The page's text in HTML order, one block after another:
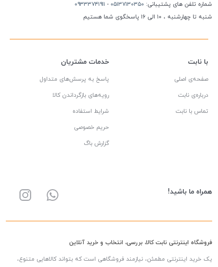
شماره تلفن های پشتیبانی: ۰۵۱۳۷۱۳۰۳۵۰ - ۰۹۳۳۳۷۴۱۹۱۱
شنبه تا چهارشنبه ، ۱۰ الی ۱۶ پاسخگوی شما هستیم
با نابت
صفحه‌ی اصلی
درباره‌ی نابت
تماس با نابت
خدمات مشتریان
پاسخ به پرسش‌های متداول
رویه‌های بازگرداندن کالا
شرایط استفاده
حریم خصوصی
گزارش باگ
همراه ما باشید!
فروشگاه اینترنتی نابت کالا، بررسی، انتخاب و خرید آنلاین
یک خرید اینترنتی مطمئن، نیازمند فروشگاهی است که بتواند کالاهایی متنوع،